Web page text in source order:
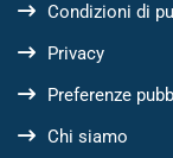
Condizioni di
Privacy
Preferenze
Chi siamo